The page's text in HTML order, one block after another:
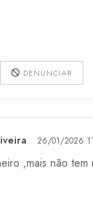
DENUNCIAR
26/01/2026
,mais não